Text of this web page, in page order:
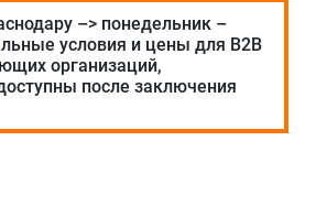
–> понедельник –
условия и цены для В2В
организаций,
после заключения